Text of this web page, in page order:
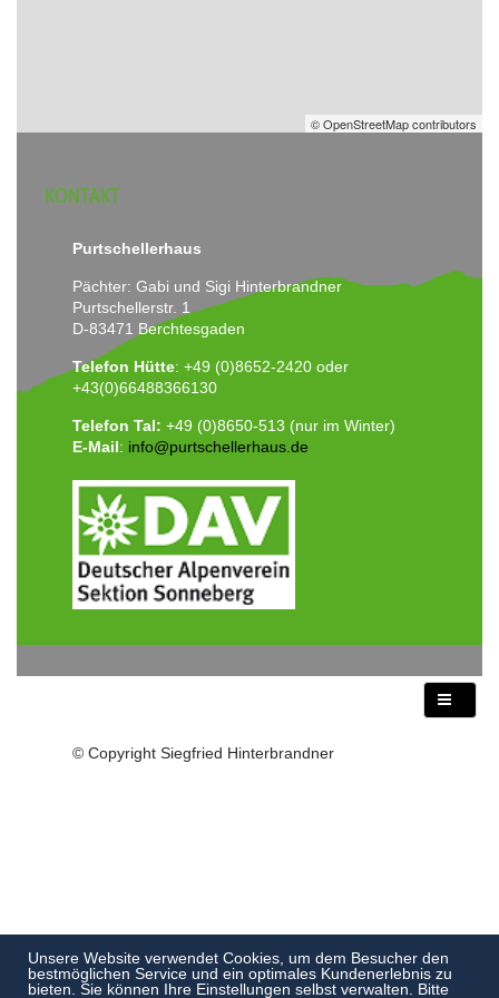
Unsere Website verwendet Cookies, um dem Besucher den
bestmöglichen Service und ein optimales Kundenerlebnis zu
bieten. Sie können Ihre Einstellungen selbst verwalten. Bitte
© OpenStreetMap contributors
KONTAKT
Purtschellerhaus
Pächter: Gabi und Sigi Hinterbrandner
Purtschellerstr. 1
D-83471 Berchtesgaden
Telefon Hütte: +49 (0)8652-2420 oder
+43(0)66488366130
Telefon Tal: +49 (0)8650-513 (nur im Winter)
E-Mail: info@purtschellerhaus.de
© Copyright Siegfried Hinterbrandner